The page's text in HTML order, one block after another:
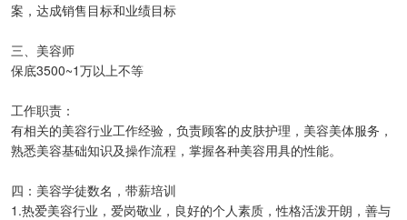
案，达成销售目标和业绩目标
三、美容师
保底3500~1万以上不等
工作职责：
有相关的美容行业工作经验，负责顾客的皮肤护理，美容美体服务，
熟悉美容基础知识及操作流程，掌握各种美容用具的性能。
四：美容学徒数名，带薪培训
1.热爱美容行业，爱岗敬业，良好的个人素质，性格活泼开朗，善与